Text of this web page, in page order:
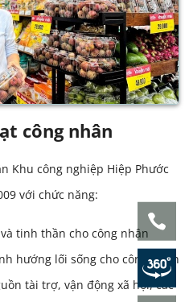
công nhân
Khu công nghiệp Hiệp Phước
với chức năng:
tinh thần cho công nhân
hướng lối sống cho công nhân
tài trợ, vận động xã hội, các